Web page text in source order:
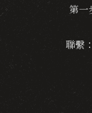
第一
聯繫